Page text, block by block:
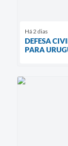
Há 2 dias
DEFESA
PARA